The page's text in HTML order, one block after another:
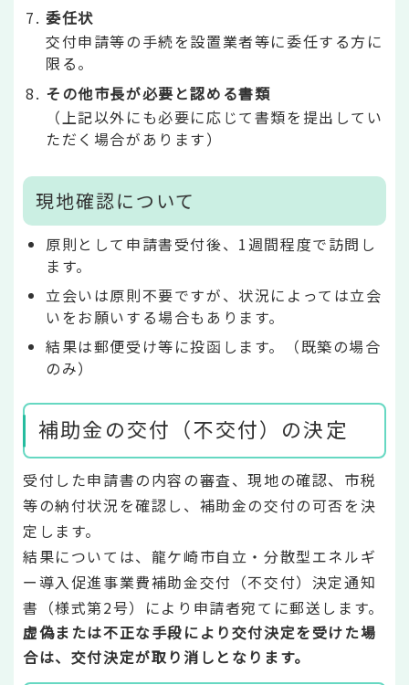
委任状
交付申請等の手続を設置業者等に委任する方に
限る。
その他市長が必要と認める書類
（上記以外にも必要に応じて書類を提出してい
ただく場合があります）
現地確認について
原則として申請書受付後、1週間程度で訪問し
ます。
立会いは原則不要ですが、状況によっては立会
いをお願いする場合もあります。
結果は郵便受け等に投函します。（既築の場合
のみ）
補助金の交付（不交付）の決定
受付した申請書の内容の審査、現地の確認、市税
等の納付状況を確認し、補助金の交付の可否を決
定します。
結果については、龍ケ崎市自立・分散型エネルギ
ー導入促進事業費補助金交付（不交付）決定通知
書（様式第2号）により申請者宛てに郵送します。
虚偽または不正な手段により交付決定を受けた場
合は、交付決定が取り消しとなります。